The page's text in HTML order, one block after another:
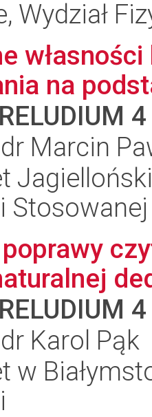
Wydział
na
4
Marcin
Stosowanej
4
Karol Pąk
w